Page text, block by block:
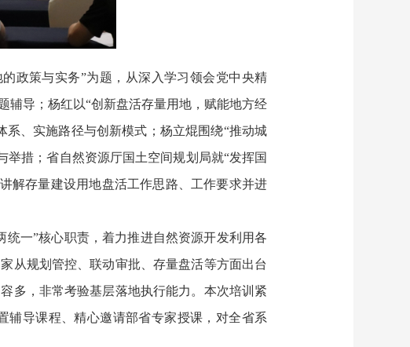
政策与实务”为题，从深入学习领会党中央精
辅导；杨红以“创新盘活存量用地，赋能地方经
、实施路径与创新模式；杨立焜围绕“推动城
措；省自然资源厅国土空间规划局就“发挥国
解存量建设用地盘活工作思路、工作要求并进
一”核心职责，着力推进自然资源开发利用各
从规划管控、联动审批、存量盘活等方面出台
多，非常考验基层落地执行能力。本次培训紧
辅导课程、精心邀请部省专家授课，对全省系